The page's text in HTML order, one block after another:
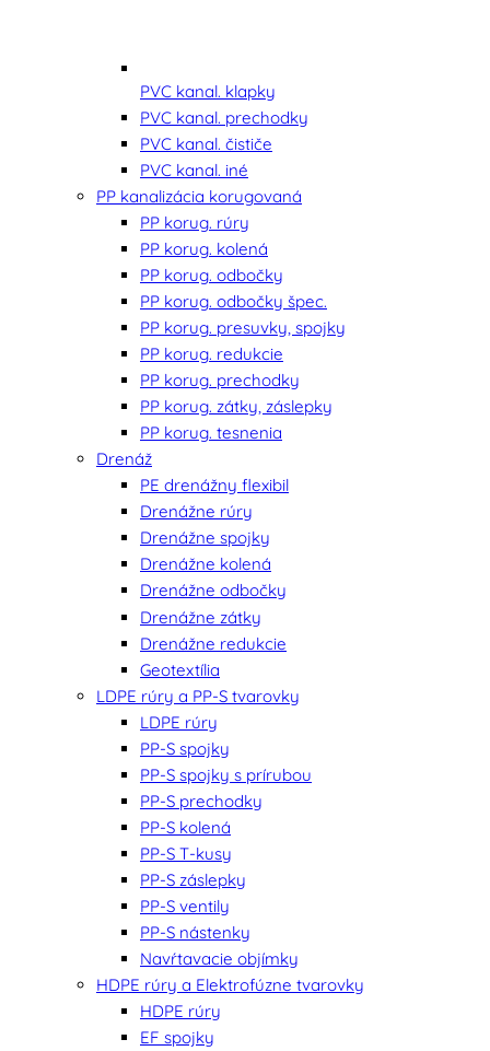
PVC kanal. klapky
PVC kanal. prechodky
PVC kanal. čističe
PVC kanal. iné
PP kanalizácia korugovaná
PP korug. rúry
PP korug. kolená
PP korug. odbočky
PP korug. odbočky špec.
PP korug. presuvky, spojky
PP korug. redukcie
PP korug. prechodky
PP korug. zátky, záslepky
PP korug. tesnenia
Drenáž
PE drenážny flexibil
Drenážne rúry
Drenážne spojky
Drenážne kolená
Drenážne odbočky
Drenážne zátky
Drenážne redukcie
Geotextília
LDPE rúry a PP-S tvarovky
LDPE rúry
PP-S spojky
PP-S spojky s prírubou
PP-S prechodky
PP-S kolená
PP-S T-kusy
PP-S záslepky
PP-S ventily
PP-S nástenky
Navŕtavacie objímky
HDPE rúry a Elektrofúzne tvarovky
HDPE rúry
EF spojky